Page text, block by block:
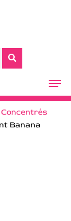
Concentrés
Banana